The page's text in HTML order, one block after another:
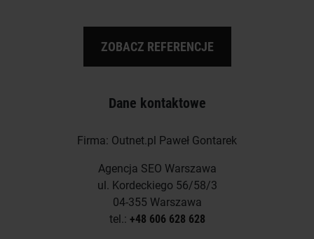
ZOBACZ REFERENCJE
Dane kontaktowe
Firma: Outnet.pl Paweł Gontarek
Agencja SEO Warszawa
ul. Kordeckiego 56/58/3
04-355 Warszawa
tel.: +48 606 628 628